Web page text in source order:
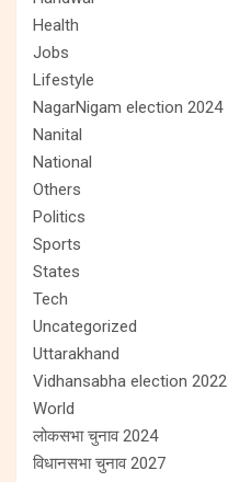
Health
Jobs
Lifestyle
NagarNigam election 2024
Nanital
National
Others
Politics
Sports
States
Tech
Uncategorized
Uttarakhand
Vidhansabha election 2022
World
लोकसभा चुनाव 2024
विधानसभा चुनाव 2027